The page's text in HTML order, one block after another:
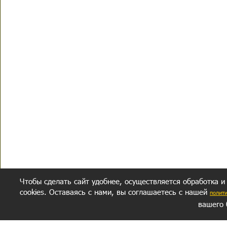
Чтобы сделать сайт удобнее, осуществляется обработка
cookies. Оставаясь с нами, вы соглашаетесь с нашей
вашего